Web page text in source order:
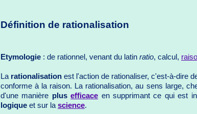
Définition de rationalisation
Etymologie : de rationnel, venant du latin ratio, calcul,
La rationalisation est l'action de rationaliser, c'est-à-dire
conforme à la raison. La rationalisation, au sens large,
d'une manière plusefficace en supprimant ce qui est
logique et sur la science.